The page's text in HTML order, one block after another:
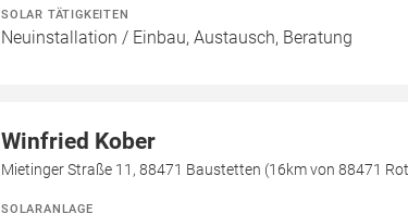
SOLAR TÄTIGKEITEN
Neuinstallation / Einbau, Austausch, Beratung
Winfried Kober
Mietinger Straße 11, 88471 Baustetten (16km von 88471
SOLARANLAGE